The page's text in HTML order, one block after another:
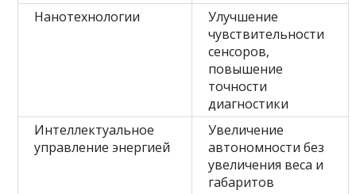
Нанотехнологии
Улучшение
чувствительности
сенсоров,
повышение
точности
диагностики
Интеллектуальное
управление энергией
Увеличение
автономности без
увеличения веса и
габаритов